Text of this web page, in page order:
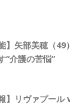
能】矢部美穂（
“介護の苦悩”
】リヴァプー